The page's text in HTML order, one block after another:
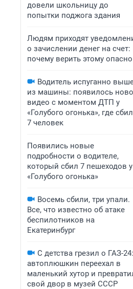
довели школьницу до
попытки поджога здания
Людям приходят
о зачислении денег на счет:
почему верить этому опасно
Водитель испуганно
из машины: появилось
видео с моментом ДТП у
«Голубого огонька», где
7 человек
Появились новые
подробности о водителе,
который сбил 7 пешеходов у
«Голубого огонька»
Восемь сбили, три упали.
Все, что известно об атаке
беспилотников на
Екатеринбург
С детства грезил о ГАЗ-24:
автоплюшкин переехал в
маленький хутор и
свой двор в музей СССР